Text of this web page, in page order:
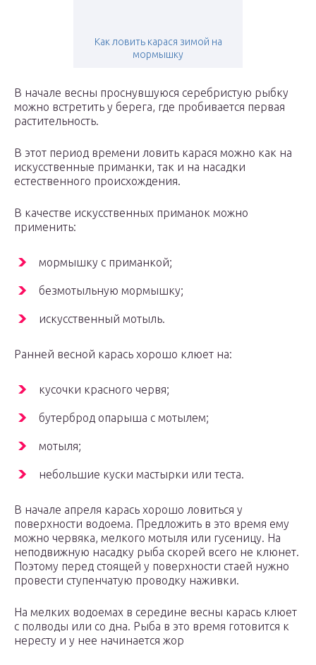
Как ловить карася зимой на
мормышку
В начале весны проснувшуюся серебристую рыбку
можно встретить у берега, где пробивается первая
растительность.
В этот период времени ловить карася можно как на
искусственные приманки, так и на насадки
естественного происхождения.
В качестве искусственных приманок можно
применить:
мормышку с приманкой;
безмотыльную мормышку;
искусственный мотыль.
Ранней весной карась хорошо клюет на:
кусочки красного червя;
бутерброд опарыша с мотылем;
мотыля;
небольшие куски мастырки или теста.
В начале апреля карась хорошо ловиться у
поверхности водоема. Предложить в это время ему
можно червяка, мелкого мотыля или гусеницу. На
неподвижную насадку рыба скорей всего не клюнет.
Поэтому перед стоящей у поверхности стаей нужно
провести ступенчатую проводку наживки.
На мелких водоемах в середине весны карась клюет
с полводы или со дна. Рыба в это время готовится к
нересту и у нее начинается жор